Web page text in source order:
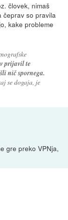
človek, nimaš
čeprav so pravila
kake probleme
prijavil te
nič spornega.
se dogaja, je
gre preko VPNja,